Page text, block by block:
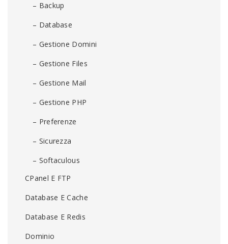
– Backup
– Database
– Gestione Domini
– Gestione Files
– Gestione Mail
– Gestione PHP
– Preferenze
– Sicurezza
– Softaculous
CPanel E FTP
Database E Cache
Database E Redis
Dominio